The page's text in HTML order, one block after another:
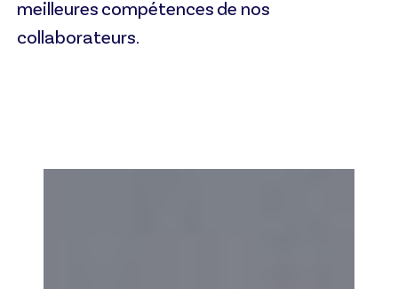
meilleures compétences de nos
collaborateurs.